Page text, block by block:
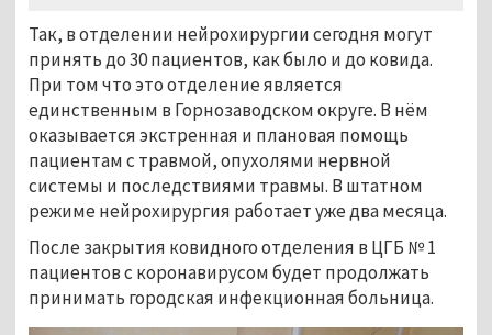
Так, в отделении нейрохирургии сегодня могут
принять до 30 пациентов, как было и до ковида.
При том что это отделение является
единственным в Горнозаводском округе. В нём
оказывается экстренная и плановая помощь
пациентам с травмой, опухолями нервной
системы и последствиями травмы. В штатном
режиме нейрохирургия работает уже два месяца.
После закрытия ковидного отделения в ЦГБ № 1
пациентов с коронавирусом будет продолжать
принимать городская инфекционная больница.